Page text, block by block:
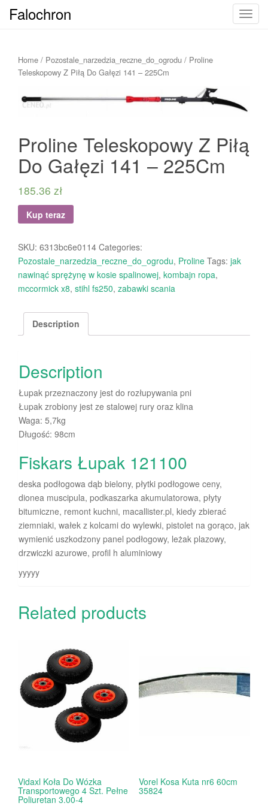
T
a
i
g
Falochron
Home / Pozostale_narzedzia_reczne_do_ogrodu / Proline
Teleskopowy Z Piłą Do Gałęzi 141 – 225Cm
Proline Teleskopowy Z Piłą
Do Gałęzi 141 – 225Cm
185.36 zł
Kup teraz
SKU: 6313bc6e0114 Categories:
Pozostale_narzedzia_reczne_do_ogrodu, Proline Tags: jak
nawinąć sprężynę w kosie spalinowej, kombajn ropa,
mccormick x8, stihl fs250, zabawki scania
Description
Description
Łupak przeznaczony jest do rozłupywania pni
Łupak zrobiony jest ze stalowej rury oraz klina
Waga: 5,7kg
Długość: 98cm
Fiskars Łupak 121100
deska podłogowa dąb bielony, płytki podłogowe ceny,
dionea muscipula, podkaszarka akumulatorowa, płyty
bitumiczne, remont kuchni, macallister.pl, kiedy zbierać
ziemniaki, wałek z kolcami do wylewki, pistolet na gorąco, jak
wymienić uszkodzony panel podłogowy, leżak plazowy,
drzwiczki azurowe, profil h aluminiowy
yyyyy
Related products
Vidaxl Koła Do Wózka
Transportowego 4 Szt. Pełne
Poliuretan 3.00-4
Vorel Kosa Kuta nr6 60cm
35824